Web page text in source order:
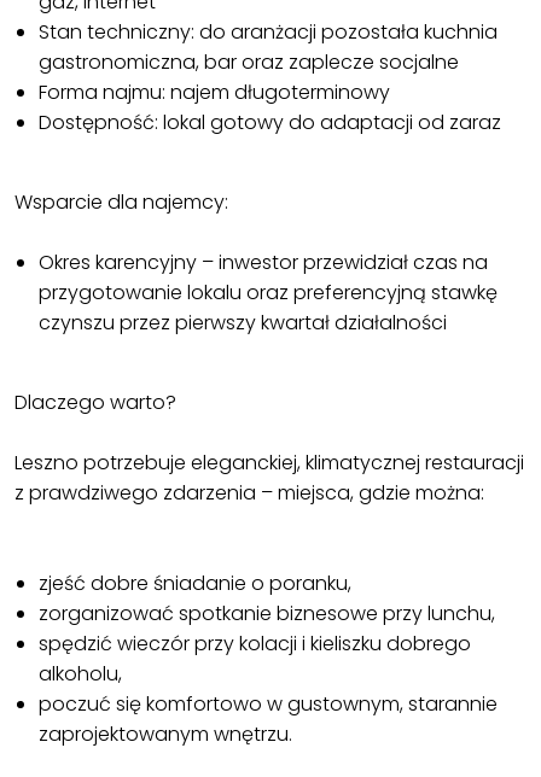
Stan techniczny: do aranżacji pozostała kuchnia
gastronomiczna, bar oraz zaplecze socjalne
Forma najmu: najem długoterminowy
Dostępność: lokal gotowy do adaptacji od zaraz
Wsparcie dla najemcy:
Okres karencyjny – inwestor przewidział czas na
przygotowanie lokalu oraz preferencyjną stawkę
czynszu przez pierwszy kwartał działalności
Dlaczego warto?
Leszno potrzebuje eleganckiej, klimatycznej restauracji
z prawdziwego zdarzenia – miejsca, gdzie można:
zjeść dobre śniadanie o poranku,
zorganizować spotkanie biznesowe przy lunchu,
spędzić wieczór przy kolacji i kieliszku dobrego
alkoholu,
poczuć się komfortowo w gustownym, starannie
zaprojektowanym wnętrzu.